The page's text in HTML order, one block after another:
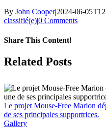
By John Cooper|2024-06-
classifié(e)|0 Comments
Share This Content!
Facebook
X
LinkedIn
WhatsApp
Tumblr
Pinterest
Email
Related Posts
Le projet Mouse-Free Marion
de ses principales supportrices.
Gallery